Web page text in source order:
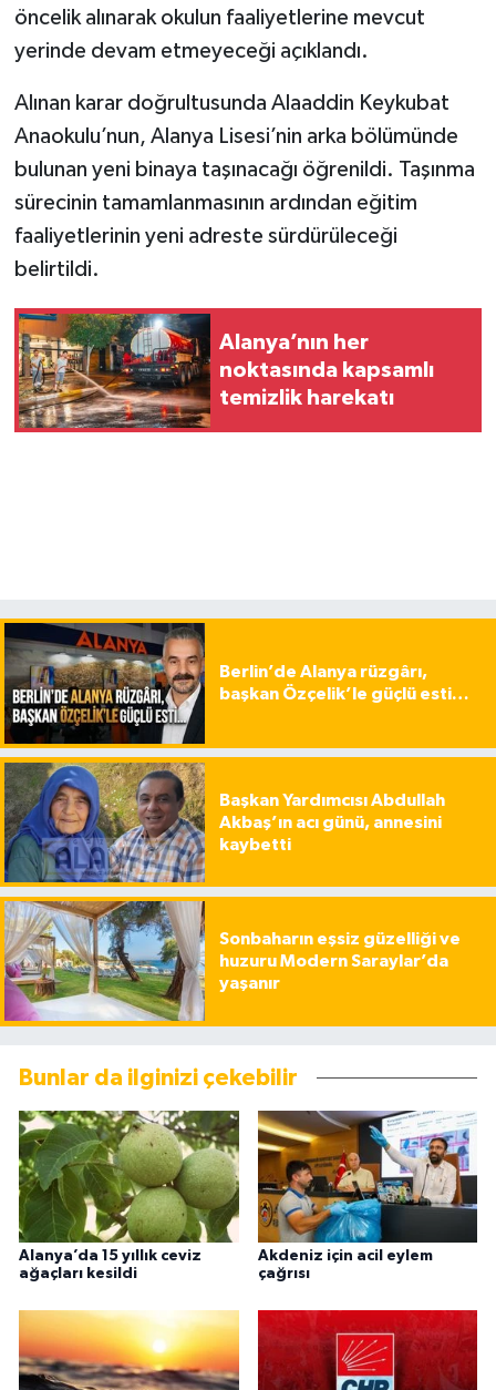
öncelik alınarak okulun faaliyetlerine mevcut
yerinde devam etmeyeceği açıklandı.
Alınan karar doğrultusunda Alaaddin Keykubat
Anaokulu’nun, Alanya Lisesi’nin arka bölümünde
bulunan yeni binaya taşınacağı öğrenildi. Taşınma
sürecinin tamamlanmasının ardından eğitim
faaliyetlerinin yeni adreste sürdürüleceği
belirtildi.
Alanya’nın her
noktasında kapsamlı
temizlik harekatı
Berlin’de Alanya rüzgârı,
başkan Özçelik’le güçlü esti…
Başkan Yardımcısı Abdullah
Akbaş’ın acı günü, annesini
kaybetti
Sonbaharın eşsiz güzelliği ve
huzuru Modern Saraylar’da
yaşanır
Bunlar da ilginizi çekebilir
Alanya’da 15 yıllık ceviz
ağaçları kesildi
Akdeniz için acil eylem
çağrısı